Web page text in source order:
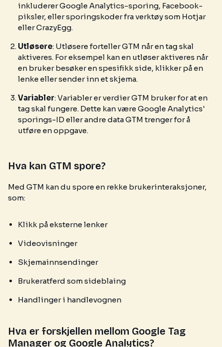
inkluderer Google Analytics-sporing, Facebook-
piksler, eller sporingskoder fra verktøy som Hotjar
eller CrazyEgg.
Utløsere: Utløsere forteller GTM når en tag skal
aktiveres. For eksempel kan en utløser aktiveres når
en bruker besøker en spesifikk side, klikker på en
lenke eller sender inn et skjema.
Variabler: Variabler er verdier GTM bruker for at en
tag skal fungere. Dette kan være Google Analytics'
sporings-ID eller andre data GTM trenger for å
utføre en oppgave.
Hva kan GTM spore?
Med GTM kan du spore en rekke brukerinteraksjoner,
som:
Klikk på eksterne lenker
Videovisninger
Skjemainnsendinger
Brukeratferd som sideblaing
Handlinger i handlevognen
Hva er forskjellen mellom Google Tag
Manager og Google Analytics?